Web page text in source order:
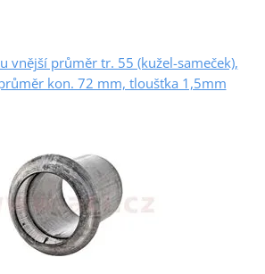
vnější průměr tr. 55 (kužel-sameček),
kon. 72 mm, tloušťka 1,5mm